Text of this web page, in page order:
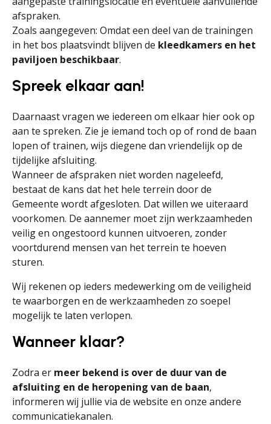
afspraken.
Zoals aangegeven: Omdat een deel van de trainingen
in het bos plaatsvindt blijven de kleedkamers en het
paviljoen beschikbaar.
Spreek elkaar aan!
Daarnaast vragen we iedereen om elkaar hier ook op
aan te spreken. Zie je iemand toch op of rond de baan
lopen of trainen, wijs diegene dan vriendelijk op de
tijdelijke afsluiting.
Wanneer de afspraken niet worden nageleefd,
bestaat de kans dat het hele terrein door de
Gemeente wordt afgesloten. Dat willen we uiteraard
voorkomen. De aannemer moet zijn werkzaamheden
veilig en ongestoord kunnen uitvoeren, zonder
voortdurend mensen van het terrein te hoeven
sturen.
Wij rekenen op ieders medewerking om de veiligheid
te waarborgen en de werkzaamheden zo soepel
mogelijk te laten verlopen.
Wanneer klaar?
Zodra er meer bekend is over de duur van de
afsluiting en de heropening van de baan,
informeren wij jullie via de website en onze andere
communicatiekanalen.